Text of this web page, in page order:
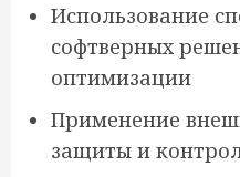
Использование
софтверных
оптимизации
Применение
защиты и